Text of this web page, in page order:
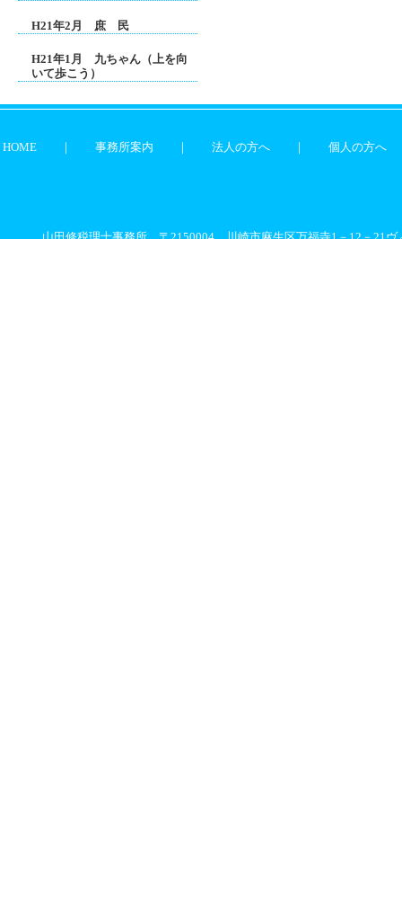
H21年2月 庶 民
H21年1月 九ちゃん（上を向
いて歩こう）
HOME ｜ 事務所案内 ｜ 法人の方へ ｜ 個人の方へ
山田修税理士事務所 〒2150004 川崎市麻生区万福寺1－12